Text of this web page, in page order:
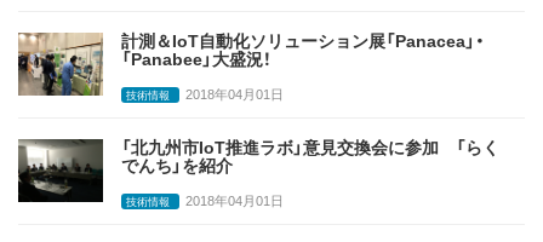
計測＆IoT自動化ソリューション展「Panacea」・
「Panabee」大盛況！
技術情報 2018年04月01日
「北九州市IoT推進ラボ」意見交換会に参加 「らく
でんち」を紹介
技術情報 2018年04月01日